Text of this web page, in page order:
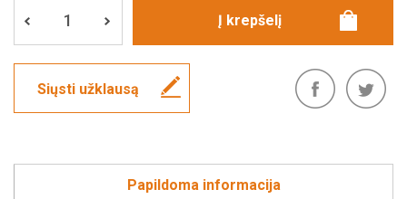
Siųsti užklausą
Papildoma informacija